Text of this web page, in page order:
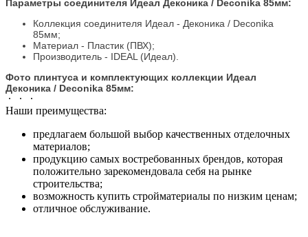
Параметры соединителя Идеал Деконика / Deconika 85мм:
Коллекция соединителя Идеал - Деконика / Deconika
85мм;
Материал - Пластик (ПВХ);
Производитель - IDEAL (Идеал).
Фото плинтуса и комплектующих коллекции Идеал
Деконика / Deconika 85мм:
Наши преимущества:
предлагаем большой выбор качественных отделочных
материалов;
продукцию самых востребованных брендов, которая
положительно зарекомендовала себя на рынке
строительства;
возможность купить стройматериалы по низким ценам;
отличное обслуживание.